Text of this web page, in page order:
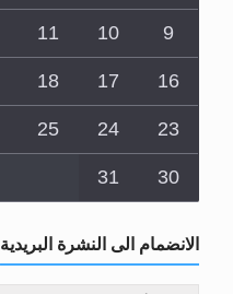
9
10
11
16
17
18
23
24
25
30
31
الانضمام الى النشرة البريدية